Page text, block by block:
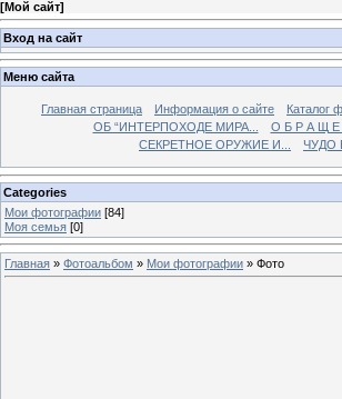
[Мой сайт]
Вход на сайт
Меню сайта
Главная страница Информация о сайте Каталог
ОБ “ИНТЕРПОХОДЕ МИРА...
О Б Р А Щ Е
СЕКРЕТНОЕ ОРУЖИЕ И...
ЧУДО
Categories
Мои фотографии [84]
Моя семья [0]
Главная » Фотоальбом » Мои фотографии » Фото